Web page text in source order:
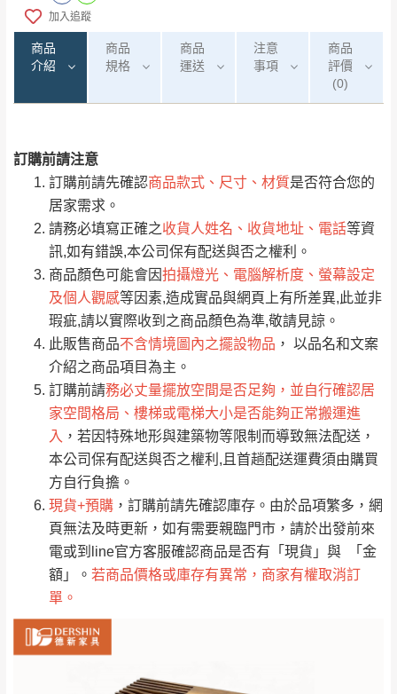
加入追蹤
商品
介紹
商品
規格
商品
運送
注意
事項
商品
評價
(0)
訂購前請注意
訂購前請先確認商品款式、尺寸、材質是否符合您的
居家需求。
請務必填寫正確之收貨人姓名、收貨地址、電話等資
訊,如有錯誤,本公司保有配送與否之權利。
商品顏色可能會因拍攝燈光、電腦解析度、螢幕設定
及個人觀感等因素,造成實品與網頁上有所差異,此並非
瑕疵,請以實際收到之商品顏色為準,敬請見諒。
此販售商品不含情境圖內之擺設物品 ， 以品名和文案
介紹之商品項目為主。
訂購前請務必丈量擺放空間是否足夠，並自行確認居
家空間格局、樓梯或電梯大小是否能夠正常搬運進
入 ，若因特殊地形與建築物等限制而導致無法配送，
本公司保有配送與否之權利,且首趟配送運費須由購買
方自行負擔。
現貨+預購 ，訂購前請先確認庫存。由於品項繁多，網
頁無法及時更新，如有需要親臨門市，請於出發前來
電或到line官方客服確認商品是否有「現貨」與 「金
額」。 若商品價格或庫存有異常，商家有權取消訂
單。
運 費 說 明
運送地區 運送費用
偏遠地區
（請先線上詢問 LINE
→@dershin ）
桃園
免 運
費
復興鄉
新竹
峨眉鄉、五峰鄉、
橫山、北埔鄉、尖
石鄉、寶山鄉山
區、新埔山區、芎
里
台北 無
注意事項：
由於品項繁多，網頁無法及時更新，如有需
要購買商品，請於出發前來電或到「官方
Line客服」來信確認商品是否有「現貨」與
「金額」。
若商品價格或庫存有異常，商家有權取消訂
單。部分網路商品恕無法更改原設計或客製，敬請
見諒！
接單後二日內(不含例假日)，我們客服會與您
電話聯絡或E-Mail通知確認訂單。
（線上客
服 LINE → @dershin）
下單前先詢問是否現貨 ，若未詢問下單後無
現貨我們客服會再來電或E-Mail與您聯絡
（洽詢方式請搜尋 Line ID → @dershin）
運送範圍：限定北至基隆，南至苗栗，偏遠
地區恕無法提供運送 (詳見運送規章)。
配送範圍：
苗栗至基隆；其它地區暫不開放，如因特殊
地型限制(山區、鄉、鎮、村)、樓梯太小、無
法搬運上樓等因素，導致無法配送，
0/5 (0)筆
全部 依評論高至低排列
依評論低至高排列 只顯示附上圖片
只顯示附上評論